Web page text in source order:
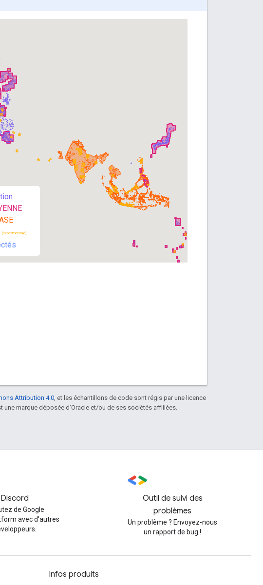
Attribution 4.0 , et les échantillons de code sont régis par une licence
une marque déposée d'Oracle et/ou de ses sociétés affiliées.
Discord
de Google
avec d'autres
Outil de suivi des
problèmes
Un problème ? Envoyez-nous
un rapport de bug !
Infos produits